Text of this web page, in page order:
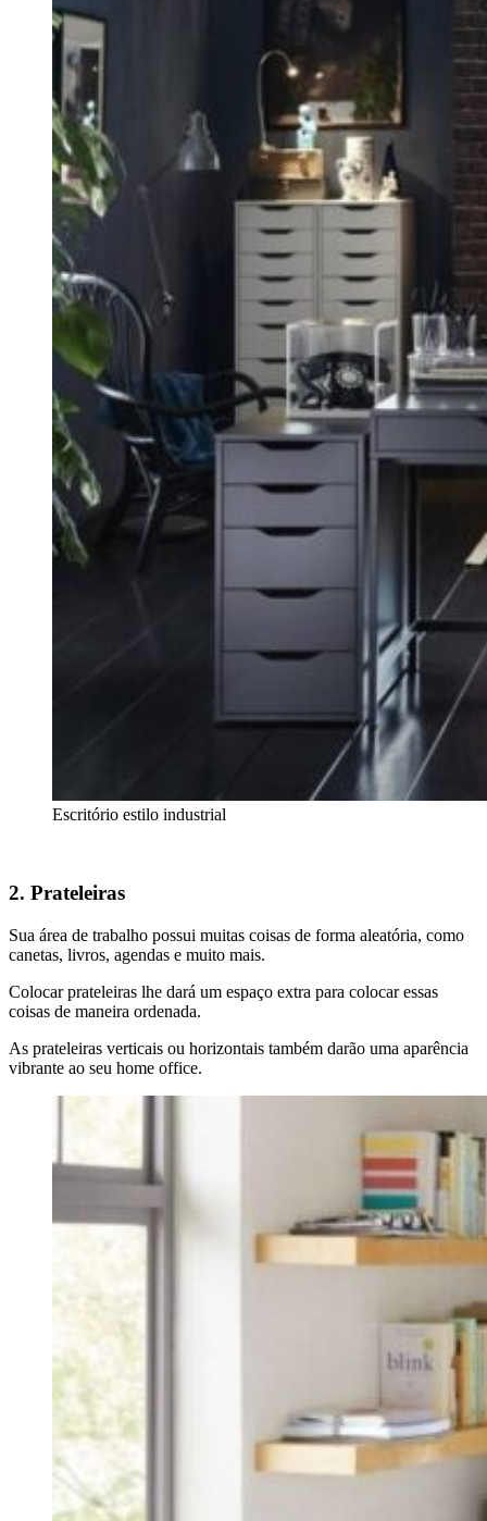
Escritório estilo industrial
2. Prateleiras
Sua área de trabalho possui muitas coisas de forma aleatória, como
canetas, livros, agendas e muito mais.
Colocar prateleiras lhe dará um espaço extra para colocar essas
coisas de maneira ordenada.
As prateleiras verticais ou horizontais também darão uma aparência
vibrante ao seu home office.